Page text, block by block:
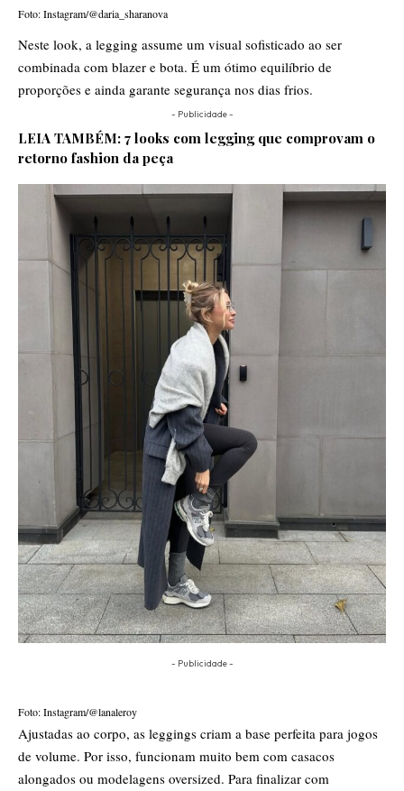
Foto: Instagram/@daria_sharanova
Neste look, a legging assume um visual sofisticado ao ser
combinada com blazer e bota. É um ótimo equilíbrio de
proporções e ainda garante segurança nos dias frios.
- Publicidade -
LEIA TAMBÉM: 7 looks com legging que comprovam o
retorno fashion da peça
- Publicidade -
Foto: Instagram/@lanaleroy
Ajustadas ao corpo, as leggings criam a base perfeita para jogos
de volume. Por isso, funcionam muito bem com casacos
alongados ou modelagens oversized. Para finalizar com